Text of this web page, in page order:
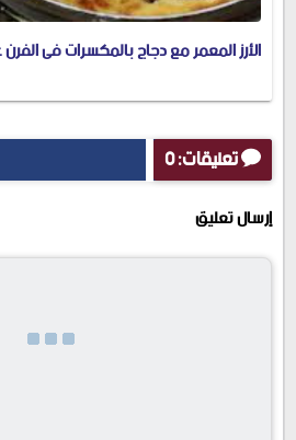
الأرز المعمر مع دجاج بالمكسرات فى
تعليقات: 0
إرسال تعليق